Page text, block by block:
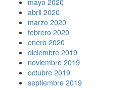
mayo 2020
abril 2020
marzo 2020
febrero 2020
enero 2020
diciembre 2019
noviembre 2019
octubre 2019
septiembre 2019